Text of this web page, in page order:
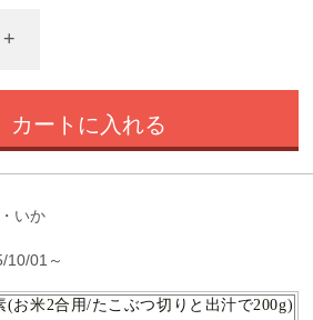
+
カートに入れる
いか
10/01～
(お米2合用/たこぶつ切りと出汁で200g)